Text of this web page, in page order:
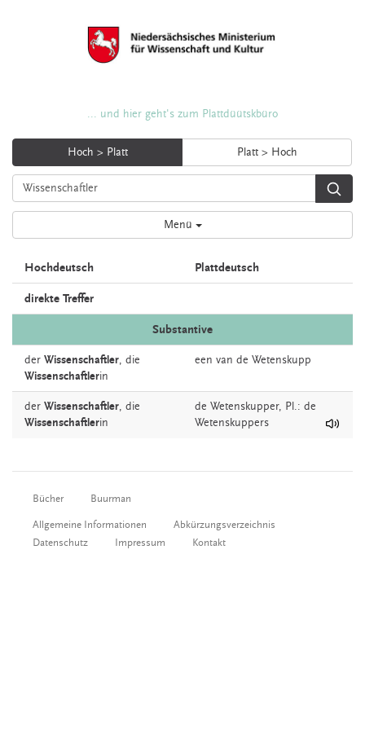
... und hier geht's zum Plattdüütskbüro
Hoch > Platt Platt > Hoch
Menü
Hochdeutsch Plattdeutsch
direkte Treffer
Substantive
der Wissenschaftler, die
Wissenschaftlerin
een van de Wetenskupp
der Wissenschaftler, die
Wissenschaftlerin
de Wetenskupper, Pl.: de
Wetenskuppers
Bücher Buurman
Allgemeine Informationen
Abkürzungsverzeichnis
Datenschutz
Impressum Kontakt